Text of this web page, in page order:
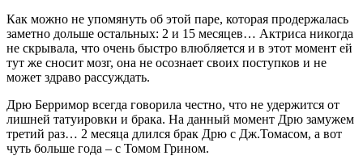
Как можно не упомянуть об этой паре, которая продержалась
заметно дольше остальных: 2 и 15 месяцев… Актриса никогда
не скрывала, что очень быстро влюбляется и в этот момент ей
тут же сносит мозг, она не осознает своих поступков и не
может здраво рассуждать.
Дрю Берримор всегда говорила честно, что не удержится от
лишней татуировки и брака. На данный момент Дрю замужем
третий раз… 2 месяца длился брак Дрю с Дж.Томасом, а вот
чуть больше года – с Томом Грином.